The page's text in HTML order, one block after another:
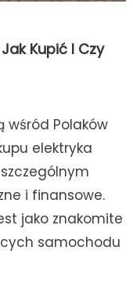
Kupić I Czy
wśród Polaków
elektryka
i finansowe.
jako znakomite
samochodu